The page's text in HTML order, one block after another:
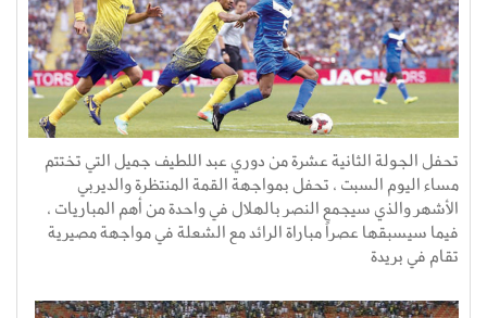
تحفل الجولة الثانية عشرة من دوري عبد اللطيف جميل التي تختتم
مساء اليوم السبت ، تحفل بمواجهة القمة المنتظرة والديربي
الأشهر والذي سيجمع النصر بالهلال في واحدة من أهم المباريات ،
فيما سيسبقها عصراً مباراة الرائد مع الشعلة في مواجهة مصيرية
تقام في بريدة